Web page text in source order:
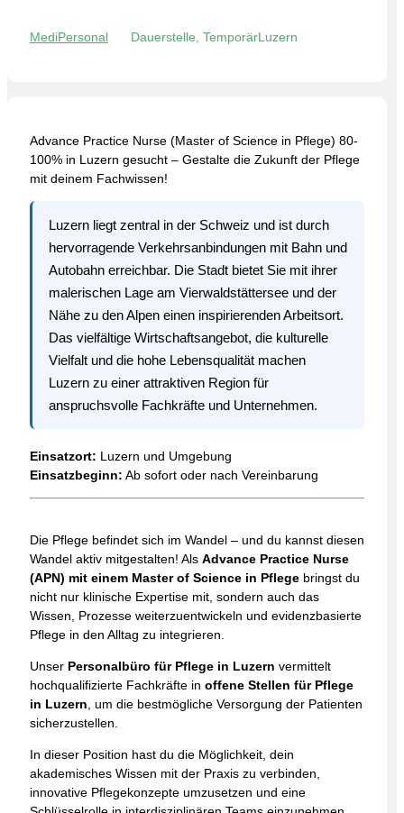
MediPersonal Dauerstelle, TemporärLuzern
Advance Practice Nurse (Master of Science in Pflege) 80-
100% in Luzern gesucht – Gestalte die Zukunft der Pflege
mit deinem Fachwissen!
Luzern liegt zentral in der Schweiz und ist durch
hervorragende Verkehrsanbindungen mit Bahn und
Autobahn erreichbar. Die Stadt bietet Sie mit ihrer
malerischen Lage am Vierwaldstättersee und der
Nähe zu den Alpen einen inspirierenden Arbeitsort.
Das vielfältige Wirtschaftsangebot, die kulturelle
Vielfalt und die hohe Lebensqualität machen
Luzern zu einer attraktiven Region für
anspruchsvolle Fachkräfte und Unternehmen.
Einsatzort: Luzern und Umgebung
Einsatzbeginn: Ab sofort oder nach Vereinbarung
Die Pflege befindet sich im Wandel – und du kannst diesen
Wandel aktiv mitgestalten! Als Advance Practice Nurse
(APN) mit einem Master of Science in Pflege bringst du
nicht nur klinische Expertise mit, sondern auch das
Wissen, Prozesse weiterzuentwickeln und evidenzbasierte
Pflege in den Alltag zu integrieren.
Unser Personalbüro für Pflege in Luzern vermittelt
hochqualifizierte Fachkräfte in offene Stellen für Pflege
in Luzern , um die bestmögliche Versorgung der Patienten
sicherzustellen.
In dieser Position hast du die Möglichkeit, dein
akademisches Wissen mit der Praxis zu verbinden,
innovative Pflegekonzepte umzusetzen und eine